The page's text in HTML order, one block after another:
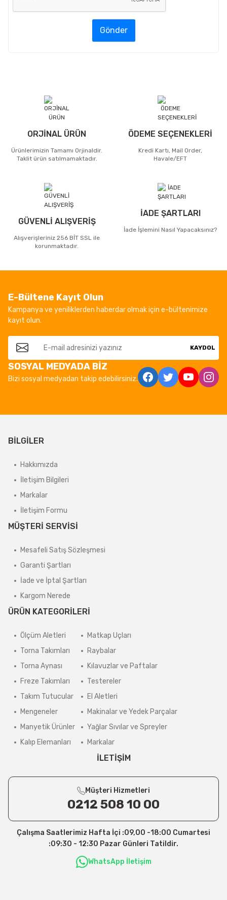
Gönder
ORJİNAL ÜRÜN
Ürünlerimizin Tamamı Orjinaldir.
Taklit ürün satılmamaktadır.
ÖDEME SEÇENEKLERİ
Kredi Kartı, Mail Order,
Havale/EFT
GÜVENLİ ALIŞVERİŞ
Alışverişleriniz 256 BİT SSL ile
korunmaktadır.
İADE ŞARTLARI
İade İşlemini Nasıl Yapacaksınız?
E-Bültene Kayıt Olun
Kampanya ve yeniliklerden haberdar olmak için e-bültenimize
kayıt olun.
KAYDOL
SOSYAL MEDYADA BİZ
Bizi sosyal medyadan takip edebilirsiniz.
BİLGİLER
Hakkımızda
İletişim Bilgileri
Markalar
İletişim Formu
MÜŞTERİ SERVİSİ
Mesafeli Satış Sözleşmesi
Garanti Şartları
İade ve İptal Şartları
Kargom Nerede
ÜRÜN KATEGORİLERİ
Ölçüm Aletleri
Torna Takımları
Torna Aynası
Freze Takımları
Takım Tutucular
Mengeneler
Manyetik Ürünler
Kalıp Elemanları
Matkap Uçları
Raybalar
Kılavuzlar ve Paftalar
Testereler
El Aletleri
Makinalar ve Yedek Parçalar
Yağlar Sıvılar ve Spreyler
Markalar
İLETİŞİM
Müşteri Hizmetleri
0212 508 10 00
Çalışma Saatlerimiz Hafta İçi :09,00 -18:00 Cumartesi
:09:30 - 12:30 Pazar Günleri Tatildir.
WhatsApp İletişim